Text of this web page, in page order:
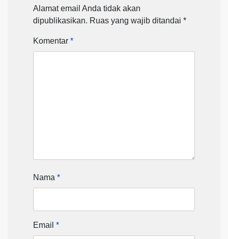
Alamat email Anda tidak akan
dipublikasikan. Ruas yang wajib ditandai *
Komentar *
Nama *
Email *